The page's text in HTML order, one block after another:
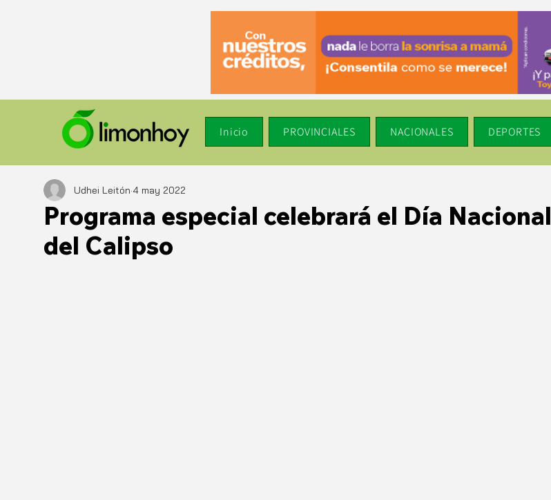
Inicio PROVINCIALES NACIONALES DEPORTES
Programa especial celebrará el Día Nacional
del Calipso
Udhei Leitón 4 may 2022